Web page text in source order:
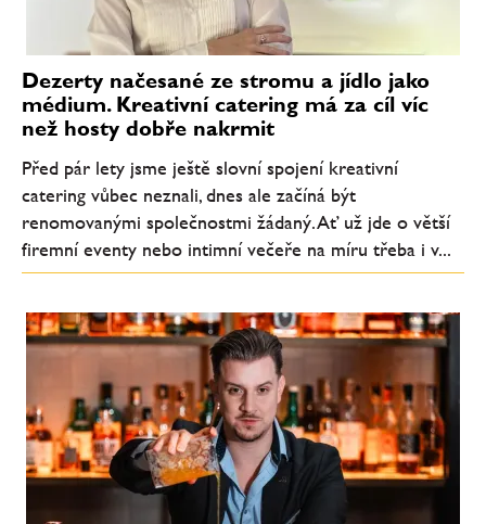
Dezerty načesané ze stromu a jídlo jako
médium. Kreativní catering má za cíl víc
než hosty dobře nakrmit
Před pár lety jsme ještě slovní spojení kreativní
catering vůbec neznali, dnes ale začíná být
renomovanými společnostmi žádaný. Ať už jde o větší
firemní eventy nebo intimní večeře na míru třeba i v...